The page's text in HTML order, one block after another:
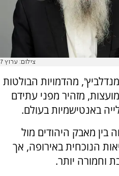
צילום: ערוץ 7
מהדמויות הבולטות
מזהיר מפני עתידם
באנטישמיות בעולם.
בין מאבק היהודים מול
הנוכחית באירופה, אך
וחמורה יותר.